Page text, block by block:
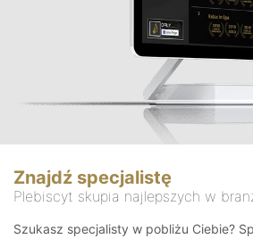
Znajdź specjalistę
Plebiscyt skupia najlepszych w
Szukasz specjalisty w pobliżu Ciebie?